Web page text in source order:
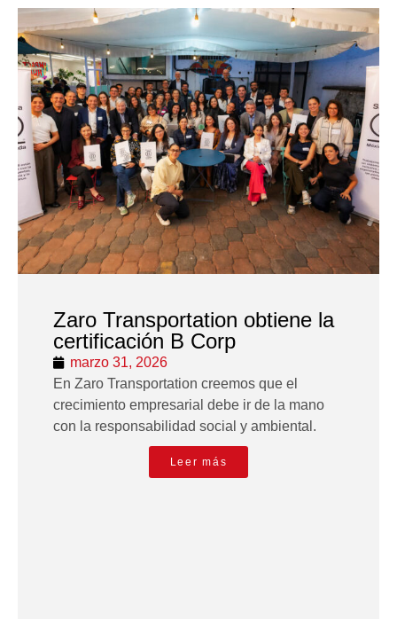
Zaro Transportation obtiene la
certificación B Corp
marzo 31, 2026
En Zaro Transportation creemos que el
crecimiento empresarial debe ir de la mano
con la responsabilidad social y ambiental.
Leer más